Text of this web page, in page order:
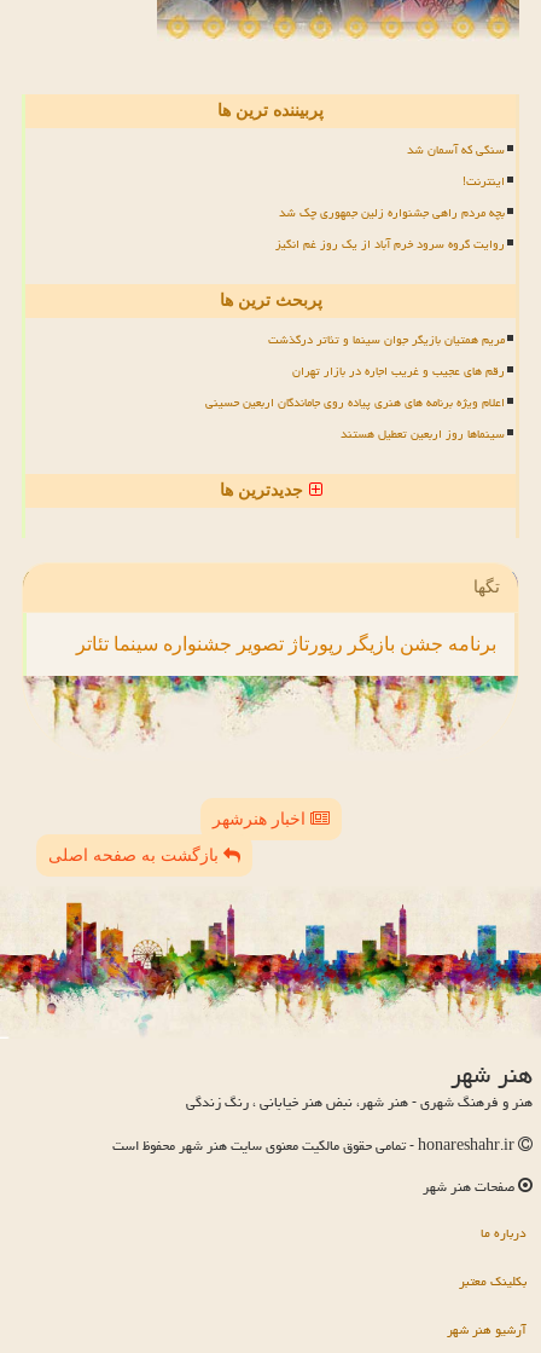
پربیننده ترین ها
سنگی که آسمان شد
اینترنت!
بچه مردم راهی جشنواره زلین جمهوری چک شد
روایت گروه سرود خرم آباد از یک روز غم انگیز
پربحث ترین ها
مریم همتیان بازیگر جوان سینما و تئاتر درگذشت
رقم های عجیب و غریب اجاره در بازار تهران
اعلام ویژه برنامه های هنری پیاده روی جاماندگان اربعین حسینی
سینماها روز اربعین تعطیل هستند
جدیدترین ها
تگها
برنامه جشن بازیگر رپورتاژ تصویر جشنواره سینما تئاتر
اخبار هنرشهر
بازگشت به صفحه اصلی
هنر شهر
هنر و فرهنگ شهری - هنر شهر، نبض هنر خیابانی ، رنگ زندگی
صفحات هنر شهر
درباره ما
بکلینک معتبر
آرشیو هنر شهر